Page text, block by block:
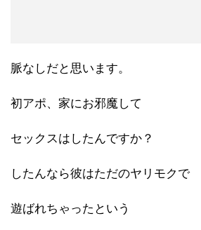
脈なしだと思います。
初アポ、家にお邪魔して
セックスはしたんですか？
したんなら彼はただのヤリモクで
遊ばれちゃったという